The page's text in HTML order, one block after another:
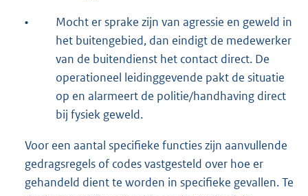
•
Mocht er sprake zijn van agressie en geweld in
het buitengebied, dan eindigt de medewerker
van de buitendienst het contact direct. De
operationeel leidinggevende pakt de situatie
op en alarmeert de politie/handhaving direct
bij fysiek geweld.
Voor een aantal specifieke functies zijn aanvullende
gedragsregels of codes vastgesteld over hoe er
gehandeld dient te worden in specifieke gevallen. Te